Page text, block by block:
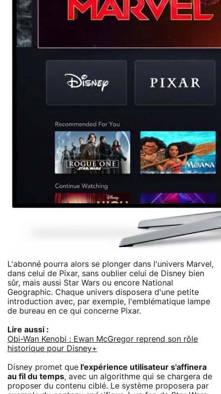
L'abonné pourra alors se plonger dans l'univers Marvel,
dans celui de Pixar, sans oublier celui de Disney bien
sûr, mais aussi Star Wars ou encore National
Geographic. Chaque univers disposera d'une petite
introduction avec, par exemple, l'emblématique lampe
de bureau en ce qui concerne Pixar.
Lire aussi :
Obi-Wan Kenobi : Ewan McGregor reprend son rôle
historique pour Disney+
Disney promet que l'expérience utilisateur s'affinera
au fil du temps, avec un algorithme qui se chargera de
proposer du contenu ciblé. Le système proposera par